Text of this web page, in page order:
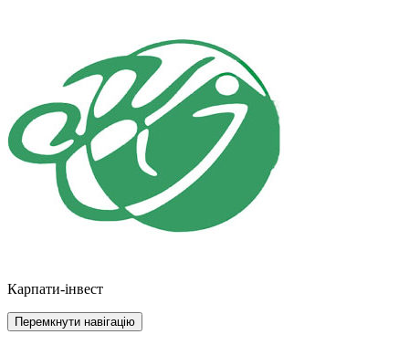
Карпати-інвест
Перемкнути навігацію